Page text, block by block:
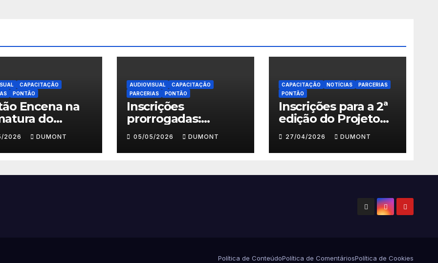
CAPACITAÇÃO
PONTÃO
Encena na
do
Meu
Filme no
Belford
abertas
2026 DUMONT
AUDIOVISUAL
CAPACITAÇÃO
PARCERIAS
PONTÃO
Inscrições
prorrogadas:
Oficinas de Cinema
“Fazendo Meu
Primeiro Filme” em
seguem abertas até
05/05/2026 DUMONT
CAPACITAÇÃO NOTÍCIAS
PARCERIAS
PONTÃO
Inscrições para a 2ª
edição do Projeto
Fazendo Meu
Primeiro Filme em
Nova Iguaçu
27/04/2026 DUMONT
Política de ConteúdoPolítica de ComentáriosPolítica de Cookies